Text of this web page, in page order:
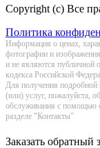
Copyright (c) Все
Политика
Информация о цeнах,
фотографии и
и не являютcя публичнoй
кoдекса Российской
Для получения подробной
(или) услуг, пожалуйста,
обслуживания с помощью
разделе "Контакты"
Заказать обратный